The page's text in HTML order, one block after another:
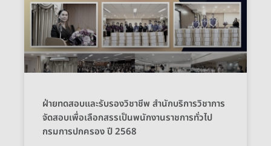
ฝ่ายทดสอบและรับรองวิชาชีพ สำนักบริการวิชาการ
จัดสอบเพื่อเลือกสรรเป็นพนักงานราชการทั่วไป
กรมการปกครอง ปี 2568